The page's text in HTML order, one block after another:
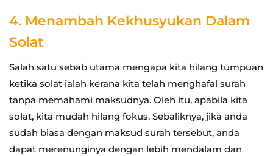
4. Menambah Kekhusyukan Dalam
Solat
Salah satu sebab utama mengapa kita hilang tumpuan
ketika solat ialah kerana kita telah menghafal surah
tanpa memahami maksudnya. Oleh itu, apabila kita
solat, kita mudah hilang fokus. Sebaliknya, jika anda
sudah biasa dengan maksud surah tersebut, anda
dapat merenunginya dengan lebih mendalam dan